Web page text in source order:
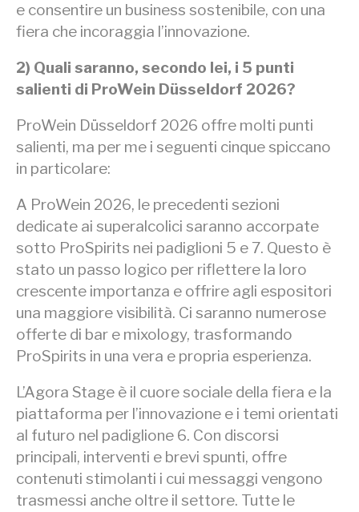
e consentire un business sostenibile, con una
fiera che incoraggia l’innovazione.
2) Quali saranno, secondo lei, i 5 punti
salienti di ProWein Düsseldorf 2026?
ProWein Düsseldorf 2026 offre molti punti
salienti, ma per me i seguenti cinque spiccano
in particolare:
A ProWein 2026, le precedenti sezioni
dedicate ai superalcolici saranno accorpate
sotto ProSpirits nei padiglioni 5 e 7. Questo è
stato un passo logico per riflettere la loro
crescente importanza e offrire agli espositori
una maggiore visibilità. Ci saranno numerose
offerte di bar e mixology, trasformando
ProSpirits in una vera e propria esperienza.
L’Agora Stage è il cuore sociale della fiera e la
piattaforma per l’innovazione e i temi orientati
al futuro nel padiglione 6. Con discorsi
principali, interventi e brevi spunti, offre
contenuti stimolanti i cui messaggi vengono
trasmessi anche oltre il settore. Tutte le